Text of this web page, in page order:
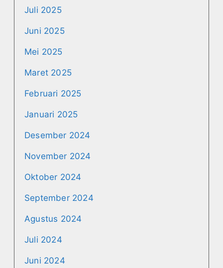
Juli 2025
Juni 2025
Mei 2025
Maret 2025
Februari 2025
Januari 2025
Desember 2024
November 2024
Oktober 2024
September 2024
Agustus 2024
Juli 2024
Juni 2024